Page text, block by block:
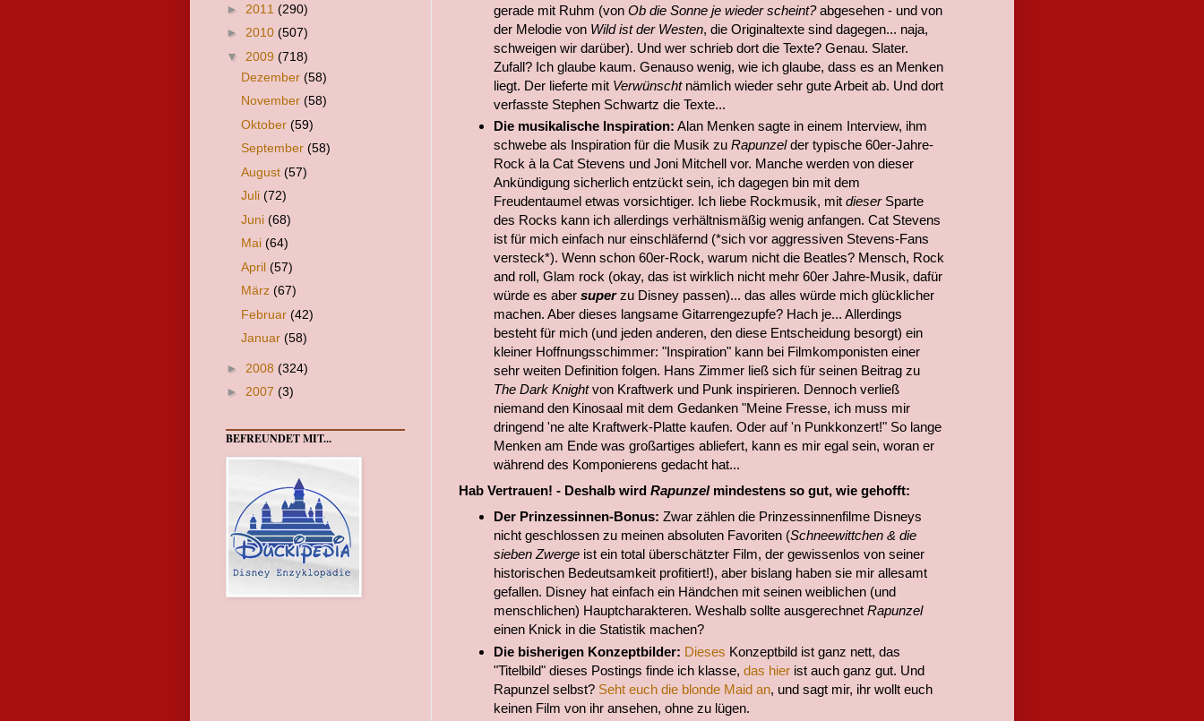
gerade mit Ruhm (von Ob die Sonne je wieder scheint?abgesehen - und von
der Melodie von Wild ist der Westen, die Originaltexte sind dagegen... naja,
schweigen wir darüber). Und wer schrieb dort die Texte? Genau. Slater.
Zufall? Ich glaube kaum. Genauso wenig, wie ich glaube, dass es an Menken
liegt. Der lieferte mit Verwünschtnämlich wieder sehr gute Arbeit ab. Und dort
verfasste Stephen Schwartz die Texte...
Die musikalische Inspiration: Alan Menken sagte in einem Interview, ihm
schwebe als Inspiration für die Musik zu Rapunzelder typische 60er-Jahre-
Rock à la Cat Stevens und Joni Mitchell vor. Manche werden von dieser
Ankündigung sicherlich entzückt sein, ich dagegen bin mit dem
Freudentaumel etwas vorsichtiger. Ich liebe Rockmusik, mit dieserSparte
des Rocks kann ich allerdings verhältnismäßig wenig anfangen. Cat Stevens
ist für mich einfach nur einschläfernd (*sich vor aggressiven Stevens-Fans
versteck*). Wenn schon 60er-Rock, warum nicht die Beatles? Mensch, Rock
and roll, Glam rock (okay, das ist wirklich nicht mehr 60er Jahre-Musik, dafür
würde es aber superzu Disney passen)... das alles würde mich glücklicher
machen. Aber dieses langsame Gitarrengezupfe? Hach je... Allerdings
besteht für mich (und jeden anderen, den diese Entscheidung besorgt) ein
kleiner Hoffnungsschimmer: "Inspiration" kann bei Filmkomponisten einer
sehr weiten Definition folgen. Hans Zimmer ließ sich für seinen Beitrag zu
The Dark Knightvon Kraftwerk und Punk inspirieren. Dennoch verließ
niemand den Kinosaal mit dem Gedanken "Meine Fresse, ich muss mir
dringend 'ne alte Kraftwerk-Platte kaufen. Oder auf 'n Punkkonzert!" So lange
Menken am Ende was großartiges abliefert, kann es mir egal sein, woran er
während des Komponierens gedacht hat...
Hab Vertrauen! - Deshalb wird Rapunzelmindestens so gut, wie gehofft:
Der Prinzessinnen-Bonus: Zwar zählen die Prinzessinnenfilme Disneys
nicht geschlossen zu meinen absoluten Favoriten (Schneewittchen & die
sieben Zwergeist ein total überschätzter Film, der gewissenlos von seiner
historischen Bedeutsamkeit profitiert!), aber bislang haben sie mir allesamt
gefallen. Disney hat einfach ein Händchen mit seinen weiblichen (und
menschlichen) Hauptcharakteren. Weshalb sollte ausgerechnet Rapunzel
einen Knick in die Statistik machen?
Die bisherigen Konzeptbilder: Dieses Konzeptbild ist ganz nett, das
"Titelbild" dieses Postings finde ich klasse, das hierist auch ganz gut. Und
Rapunzel selbst? Seht euch die blonde Maid an, und sagt mir, ihr wollt euch
keinen Film von ihr ansehen, ohne zu lügen.
► 2011 (290)
► 2010 (507)
▼ 2009 (718)
Dezember (58)
November (58)
Oktober (59)
September (58)
August (57)
Juli (72)
Juni (68)
Mai (64)
April (57)
März (67)
Februar (42)
Januar (58)
► 2008 (324)
► 2007 (3)
BEFREUNDET MIT...